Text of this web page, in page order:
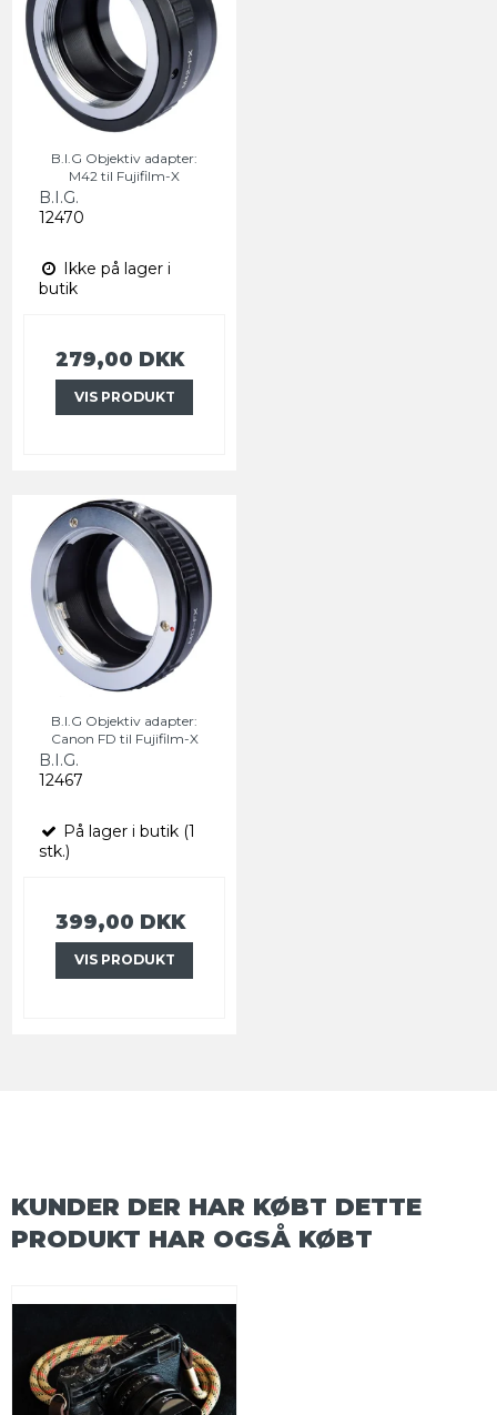
B.I.G Objektiv adapter:
M42 til Fujifilm-X
B.I.G.
12470
Ikke på lager i
butik
279,00 DKK
VIS PRODUKT
B.I.G Objektiv adapter:
Canon FD til Fujifilm-X
B.I.G.
12467
På lager i butik (1
stk.)
399,00 DKK
VIS PRODUKT
KUNDER DER HAR KØBT DETTE
PRODUKT HAR OGSÅ KØBT